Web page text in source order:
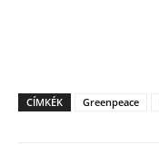
CÍMKÉK Greenpeace